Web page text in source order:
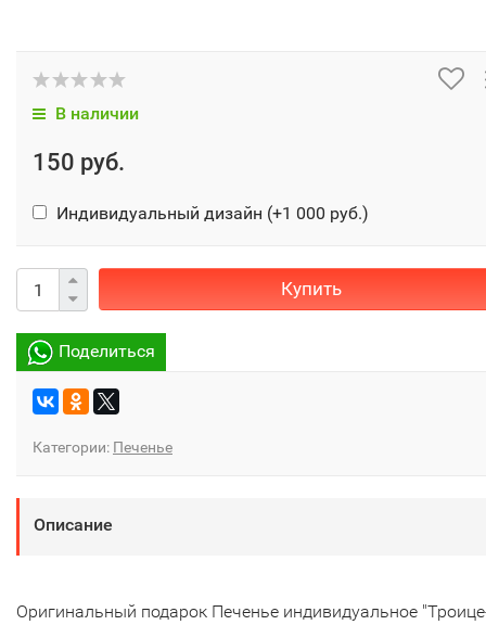
В наличии
150 руб.
Индивидуальный дизайн (+1 000 руб.)
Купить
Поделиться
Категории: Печенье
Описание
Оригинальный подарок Печенье индивидуальное